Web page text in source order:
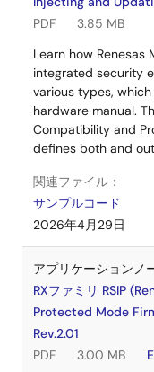
PDF
3.85 MB
Learn how Renesas
integrated security
various types,
hardware manual.
Compatibility and
defines both and
関連ファイル：
サンプルコード
2026年4月29日
アプリケーションノ
RXファミリ RSIP
Protected Mode
Rev.2.01
PDF
3.00 MB